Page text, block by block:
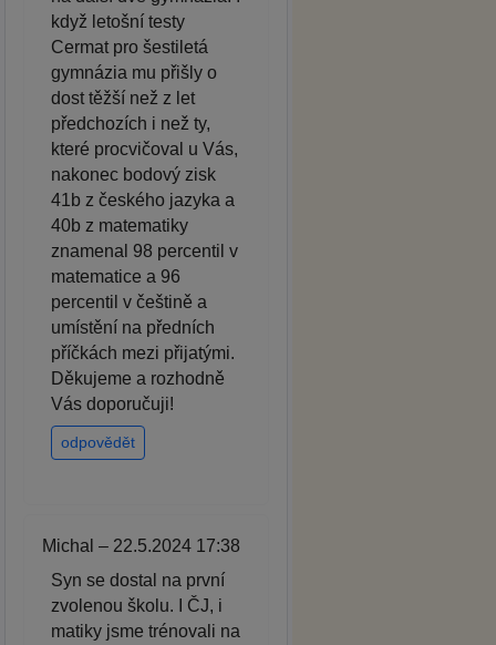
když letošní testy
Cermat pro šestiletá
gymnázia mu přišly o
dost těžší než z let
předchozích i než ty,
které procvičoval u Vás,
nakonec bodový zisk
41b z českého jazyka a
40b z matematiky
znamenal 98 percentil v
matematice a 96
percentil v češtině a
umístění na předních
příčkách mezi přijatými.
Děkujeme a rozhodně
Vás doporučuji!
odpovědět
Michal – 22.5.2024 17:38
Syn se dostal na první
zvolenou školu. I ČJ, i
matiky jsme trénovali na